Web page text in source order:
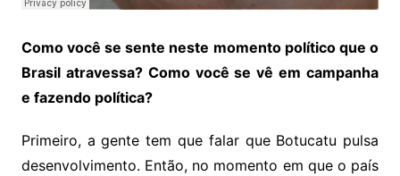
Como você se sente neste momento político que o
Brasil atravessa? Como você se vê em campanha
e fazendo política?
Primeiro, a gente tem que falar que Botucatu pulsa
desenvolvimento. Então, no momento em que o país